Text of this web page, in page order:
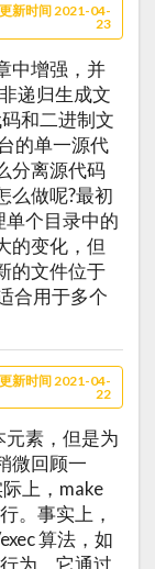
更新时间 2021-04-
23
中增强，并
递归生成文
和二进制文
的单一源代
分离源代码
么做呢?最初
单个目录中的
的变化，但
的文件位于
合用于多个
更新时间 2021-04-
22
元素，但是为
微回顾一
上，make
。事实上，
算法，如
为。它通过